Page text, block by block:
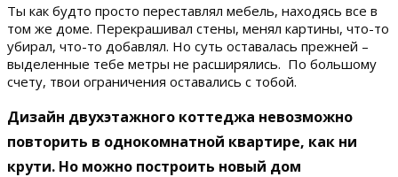
Ты как будто просто переставлял мебель, находясь все в
том же доме. Перекрашивал стены, менял картины, что-то
убирал, что-то добавлял. Но суть оставалась прежней –
выделенные тебе метры не расширялись. По большому
счету, твои ограничения оставались с тобой.
Дизайн двухэтажного коттеджа невозможно
повторить в однокомнатной квартире, как ни
крути. Но можно построить новый дом